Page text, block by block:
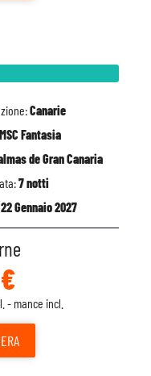
Canarie
MSC Fantasia
de Gran Canaria
7 notti
22 Gennaio 2027
- mance incl.